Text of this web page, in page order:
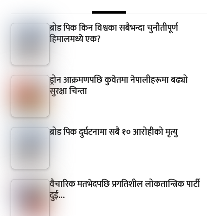
ब्रोड पिक किन विश्वका सबैभन्दा चुनौतीपूर्ण
हिमालमध्ये एक?
ड्रोन आक्रमणपछि कुवेतमा नेपालीहरूमा बढ्यो
सुरक्षा चिन्ता
ब्रोड पिक दुर्घटनामा सबै १० आरोहीको मृत्यु
वैचारिक मतभेदपछि प्रगतिशील लोकतान्त्रिक पार्टी
दुई…